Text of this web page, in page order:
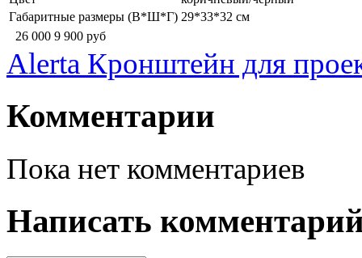
Габаритные размеры (В*Ш*Г) 29*33*32 см
26 000 9 900 руб
Alerta Кронштейн для
Комментарии
Пока нет комментариев
Написать